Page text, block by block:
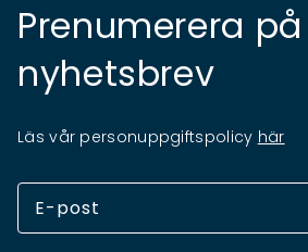
Prenumerera
nyhetsbrev
Läs vår personuppgiftspolicy här